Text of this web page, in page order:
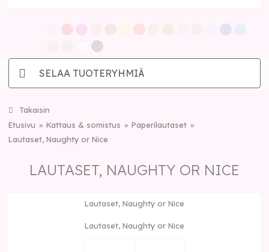
SELAA TUOTERYHMIÄ
Takaisin
Etusivu
Kattaus & somistus
Paperilautaset
Lautaset, Naughty or Nice
LAUTASET, NAUGHTY OR NICE
Lautaset, Naughty or Nice
Lautaset, Naughty or Nice